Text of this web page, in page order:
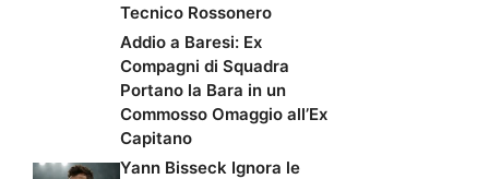
Tecnico Rossonero
Addio a Baresi: Ex
Compagni di Squadra
Portano la Bara in un
Commosso Omaggio all’Ex
Capitano
Yann Bisseck Ignora le